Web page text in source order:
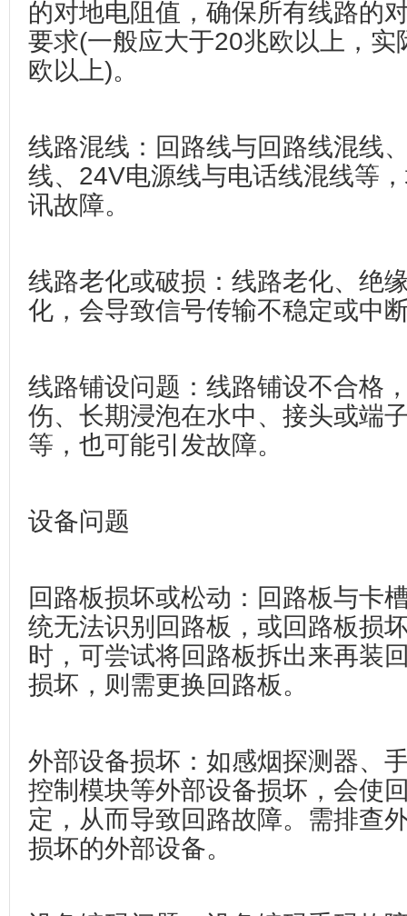
的对地电阻值，确保所有线路的
要求(一般应大于20兆欧以上，实
欧以上)。
线路混线‌：回路线与回路线混线
线、24V电源线与电话线混线等
讯故障。
线路老化或破损‌：线路老化、绝
化，会导致信号传输不稳定或中
线路铺设问题‌：线路铺设不合格
伤、长期浸泡在水中、接头或端
等，也可能引发故障。
设备问题
回路板损坏或松动‌：回路板与卡
统无法识别回路板，或回路板损
时，可尝试将回路板拆出来再装
损坏，则需更换回路板。
外部设备损坏‌：如感烟探测器、
控制模块等外部设备损坏，会使
定，从而导致回路故障。需排查
损坏的外部设备。